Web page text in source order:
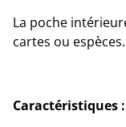
La poche
cartes ou espèces.
Caractéristiques :